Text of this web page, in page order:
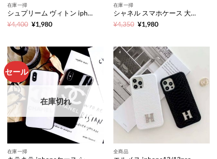
在庫一掃
シュプリーム ヴィトン iphone11pro maxケース ペア LV Supreme スマホケースxs/xr ガラス オシャレ アイフォンカバー おすすめ
¥4,400 元
は
¥4,400
で
し
た。
¥1,980現
格
は
¥1,980
で
す。
在庫一掃
シャネル スマホケース 大理石風 iphonexr/xsケース カップル chanel風 アイフォン7plus/8 カバー お洒落 ブランド 携帯ケース iphone6/6s 安い
¥4,350 元
は
¥4,350
で
し
た。
¥1,980現
格
は
¥1,980
で
す。
セール
在庫切れ
在庫一掃 全商品